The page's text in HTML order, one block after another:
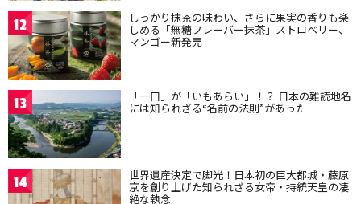
12 しっかり抹茶の味わい、さらに果実の香りも楽
しめる「無糖フレーバー抹茶」ストロベリー、
マンゴー新発売
13 「一口」が「いもあらい」！？ 日本の難読地名
には知られざる“名前の法則”があった
14 世界遺産決定で脚光！日本初の巨大都城・藤原
京を創り上げた知られざる女帝・持統天皇の凄
絶な執念